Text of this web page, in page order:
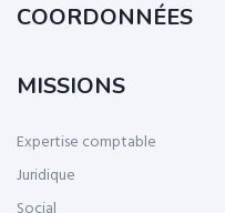
COORDONNÉES
MISSIONS
Expertise comptable
Juridique